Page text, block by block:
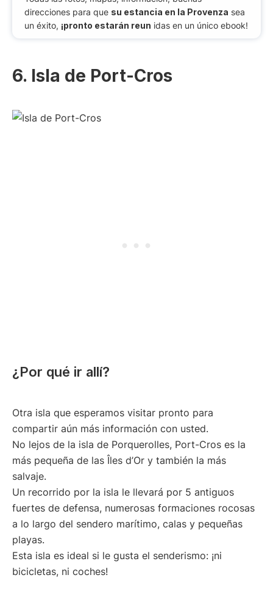
direcciones para que su estancia en la Provenza sea
un éxito, ¡pronto estarán reun idas en un único ebook!
6. Isla de Port-Cros
¿Por qué ir allí?
Otra isla que esperamos visitar pronto para
compartir aún más información con usted.
No lejos de la isla de Porquerolles, Port-Cros es la
más pequeña de las Îles d’Or y también la más
salvaje.
Un recorrido por la isla le llevará por 5 antiguos
fuertes de defensa, numerosas formaciones rocosas
a lo largo del sendero marítimo, calas y pequeñas
playas.
Esta isla es ideal si le gusta el senderismo: ¡ni
bicicletas, ni coches!